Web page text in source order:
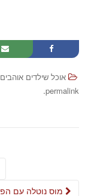
אוכל שילדים אוהבים
permalink
.